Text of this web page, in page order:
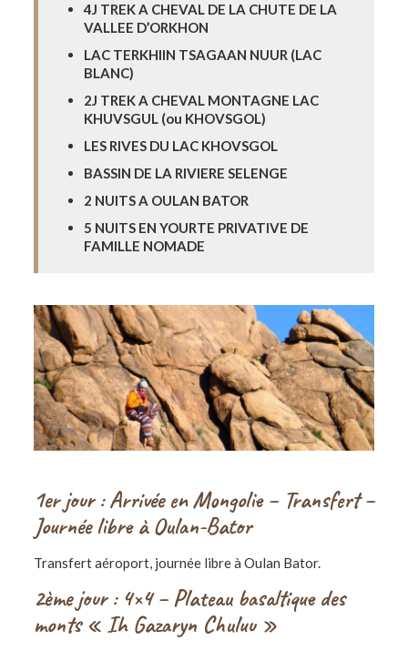
4J TREK A CHEVAL DE LA CHUTE DE LA
VALLEE D’ORKHON
LAC TERKHIIN TSAGAAN NUUR (LAC
BLANC)
2J TREK A CHEVAL MONTAGNE LAC
KHUVSGUL (ou KHOVSGOL)
LES RIVES DU LAC KHOVSGOL
BASSIN DE LA RIVIERE SELENGE
2 NUITS A OULAN BATOR
5 NUITS EN YOURTE PRIVATIVE DE
FAMILLE NOMADE
1er jour : Arrivée en Mongolie – Transfert –
Journée libre à Oulan-Bator
Transfert aéroport, journée libre à Oulan Bator.
2ème jour : 4×4 – Plateau basaltique des
monts « Ih Gazaryn Chuluu »